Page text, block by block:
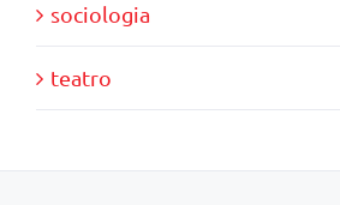
sociologia
teatro